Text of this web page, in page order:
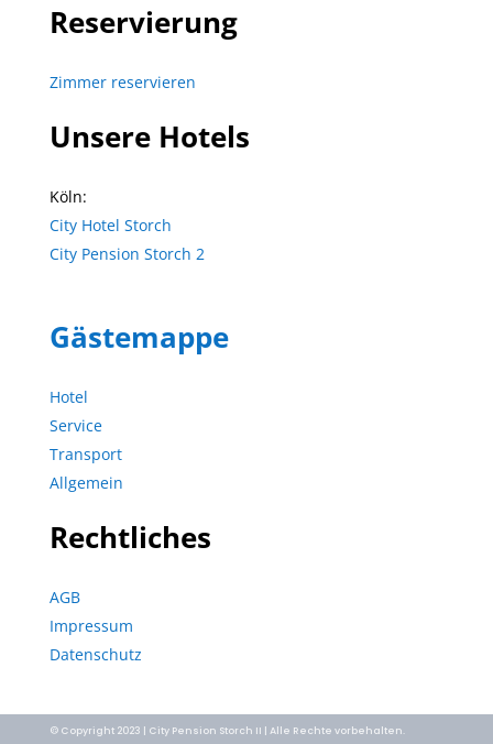
Reservierung
Zimmer reservieren
Unsere Hotels
Köln:
City Hotel Storch
City Pension Storch 2
Gästemappe
Hotel
Service
Transport
Allgemein
Rechtliches
AGB
Impressum
Datenschutz
© Copyright 2023 | City Pension Storch II | Alle Rechte vorbehalten.